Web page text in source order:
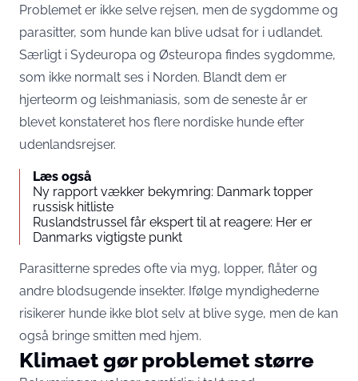
Problemet er ikke selve rejsen, men de sygdomme og
parasitter, som hunde kan blive udsat for i udlandet.
Særligt i Sydeuropa og Østeuropa findes sygdomme,
som ikke normalt ses i Norden. Blandt dem er
hjerteorm og leishmaniasis, som de seneste år er
blevet konstateret hos flere nordiske hunde efter
udenlandsrejser.
Læs også
Ny rapport vækker bekymring: Danmark topper
russisk hitliste
Ruslandstrussel får ekspert til at reagere: Her er
Danmarks vigtigste punkt
Parasitterne spredes ofte via myg, lopper, flåter og
andre blodsugende insekter. Ifølge myndighederne
risikerer hunde ikke blot selv at blive syge, men de kan
også bringe smitten med hjem.
Klimaet gør problemet større